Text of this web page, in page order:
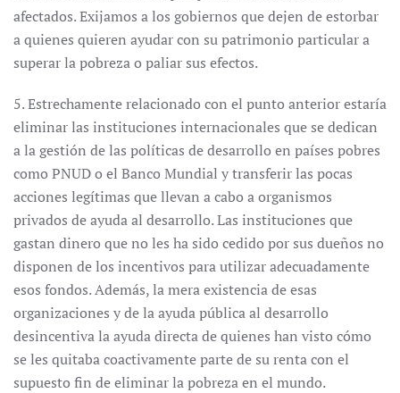
afectados. Exijamos a los gobiernos que dejen de estorbar
a quienes quieren ayudar con su patrimonio particular a
superar la pobreza o paliar sus efectos.
5. Estrechamente relacionado con el punto anterior estaría
eliminar las instituciones internacionales que se dedican
a la gestión de las políticas de desarrollo en países pobres
como PNUD o el Banco Mundial y transferir las pocas
acciones legítimas que llevan a cabo a organismos
privados de ayuda al desarrollo. Las instituciones que
gastan dinero que no les ha sido cedido por sus dueños no
disponen de los incentivos para utilizar adecuadamente
esos fondos. Además, la mera existencia de esas
organizaciones y de la ayuda pública al desarrollo
desincentiva la ayuda directa de quienes han visto cómo
se les quitaba coactivamente parte de su renta con el
supuesto fin de eliminar la pobreza en el mundo.